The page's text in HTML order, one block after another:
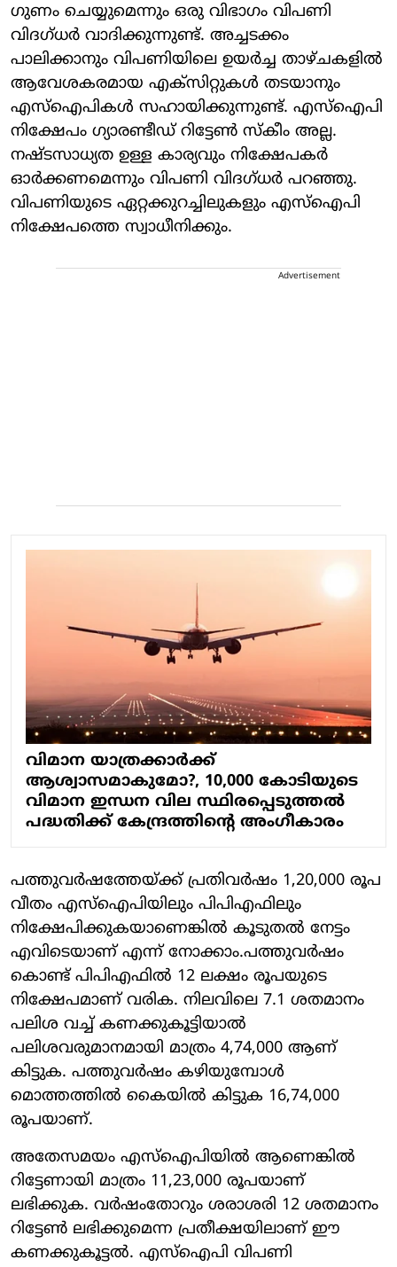
ഗുണം ചെയ്യുമെന്നും ഒരു വിഭാഗം വിപണി
വിദഗ്ധർ വാദിക്കുന്നുണ്ട്. അച്ചടക്കം
പാലിക്കാനും വിപണിയിലെ ഉയർച്ച താഴ്ചകളിൽ
ആവേശകരമായ എക്‌സിറ്റുകൾ തടയാനും
എസ്‌ഐപികൾ സഹായിക്കുന്നുണ്ട്. എസ്ഐപി
നിക്ഷേപം ഗ്യാരണ്ടീഡ് റിട്ടേൺ സ്‌കീം അല്ല.
നഷ്ടസാധ്യത ഉള്ള കാര്യവും നിക്ഷേപകർ
ഓർക്കണമെന്നും വിപണി വിദഗ്ധർ പറഞ്ഞു.
വിപണിയുടെ ഏറ്റക്കുറച്ചിലുകളും എസ്ഐപി
നിക്ഷേപത്തെ സ്വാധീനിക്കും.
Advertisement
വിമാന യാത്രക്കാര്‍ക്ക്
ആശ്വാസമാകുമോ?, 10,000 കോടിയുടെ
വിമാന ഇന്ധന വില സ്ഥിരപ്പെടുത്തല്‍
പദ്ധതിക്ക് കേന്ദ്രത്തിന്റെ അംഗീകാരം
പത്തുവർഷത്തേയ്ക്ക് പ്രതിവർഷം 1,20,000 രൂപ
വീതം എസ്ഐപിയിലും പിപിഎഫിലും
നിക്ഷേപിക്കുകയാണെങ്കിൽ കൂടുതൽ നേട്ടം
എവിടെയാണ് എന്ന് നോക്കാം.പത്തുവർഷം
കൊണ്ട് പിപിഎഫിൽ 12 ലക്ഷം രൂപയുടെ
നിക്ഷേപമാണ് വരിക. നിലവിലെ 7.1 ശതമാനം
പലിശ വച്ച് കണക്കുകൂട്ടിയാൽ
പലിശവരുമാനമായി മാത്രം 4,74,000 ആണ്
കിട്ടുക. പത്തുവർഷം കഴിയുമ്പോൾ
മൊത്തത്തിൽ കൈയിൽ കിട്ടുക 16,74,000
രൂപയാണ്.
അതേസമയം എസ്ഐപിയിൽ ആണെങ്കിൽ
റിട്ടേണായി മാത്രം 11,23,000 രൂപയാണ്
ലഭിക്കുക. വർഷംതോറും ശരാശരി 12 ശതമാനം
റിട്ടേൺ ലഭിക്കുമെന്ന പ്രതീക്ഷയിലാണ് ഈ
കണക്കുകൂട്ടൽ. എസ്ഐപി വിപണി